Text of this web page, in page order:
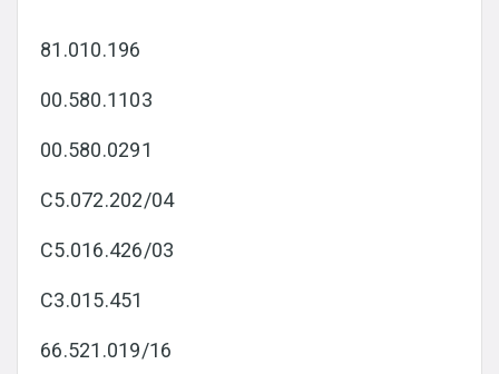
81.010.196
00.580.1103
00.580.0291
C5.072.202/04
C5.016.426/03
C3.015.451
66.521.019/16